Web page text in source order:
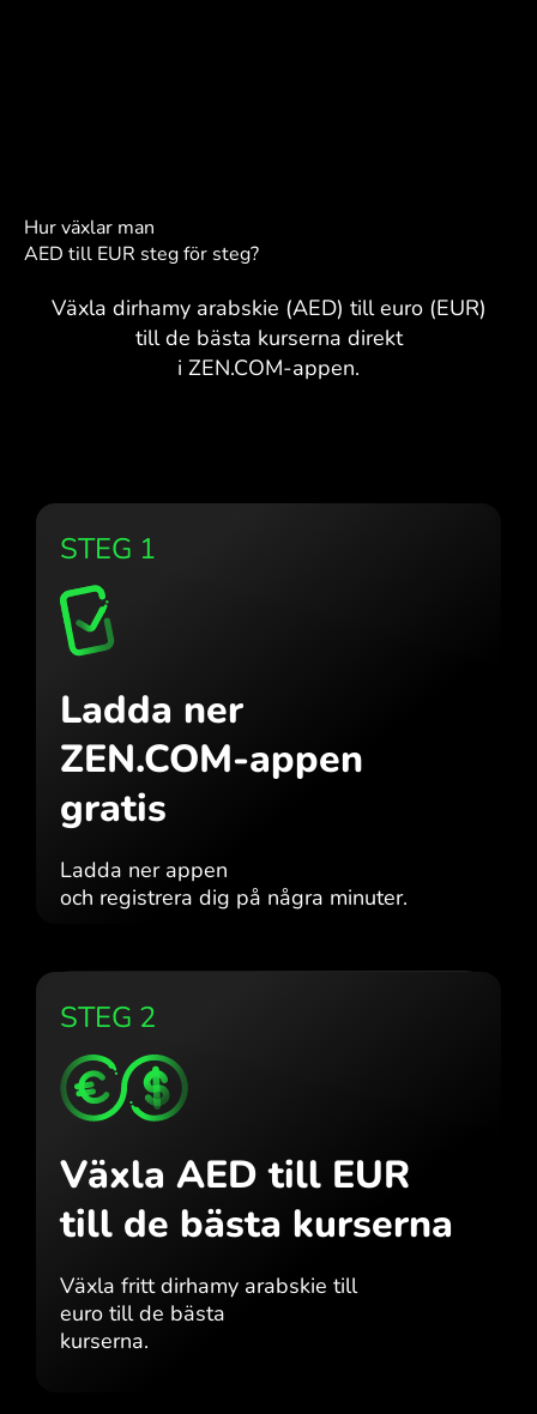
Hur växlar man
AED till EUR steg för steg?
Växla dirhamy arabskie (AED) till euro (EUR)
till de bästa kurserna direkt
i ZEN.COM-appen.
STEG 1
Ladda ner
ZEN.COM-appen
gratis
Ladda ner appen
och registrera dig på några minuter.
STEG 2
Växla AED till EUR
till de bästa kurserna
Växla fritt dirhamy arabskie till
euro till de bästa
kurserna.